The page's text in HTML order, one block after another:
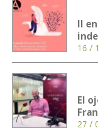
II
16 /
El
27 /